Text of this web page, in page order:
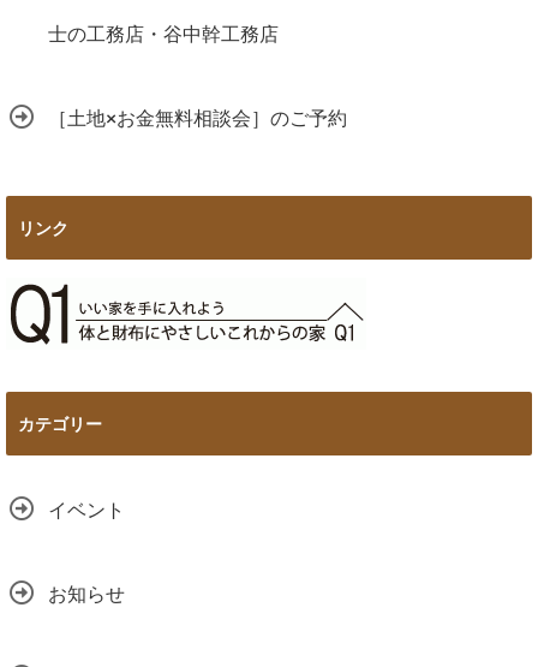
士の工務店・谷中幹工務店
［土地×お金無料相談会］のご予約
リンク
カテゴリー
イベント
お知らせ